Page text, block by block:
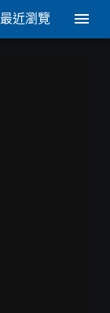
最近瀏覽